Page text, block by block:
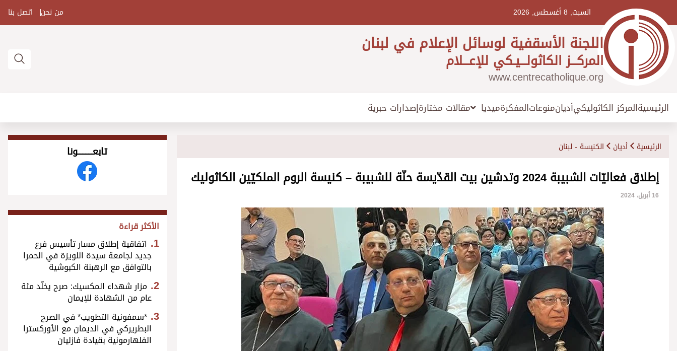
السبت, 8 أغسطس, 2026 من نحن اتصل بنا
اللجنة الأسقفية لوسائل الإعلام في لبنان
المركـــز الكاثولـــيـكي للإعـــلام
www.centrecatholique.org
الرئيسيةالمركز الكاثوليكيأديانمنوعاتالمفكرةميديا مقالات مختارةإصدارات حبرية
الرئيسية أديان الكنيسة - لبنان
إطلاق فعاليّات الشبيبة 2024 وتدشين بيت القدّيسة حنّة للشبيبة – كنيسة الروم الملكيّين الكاثوليك
16 أبريل، 2024
تابعــــــــــونا
الأكثر قراءة
اتفاقية إطلاق مسار تأسيس فرع
جديد لجامعة سيدة اللويزة في الحمرا
بالتوافق مع الرهبنة الكبوشية
مزار شهداء المكسيك: صرح يخلّد مئة
عام من الشهادة للإيمان
*سمفونية التطويب* في الصرح
البطريركي في الديمان مع الأوركسترا
الفلهارمونية بقيادة فازليان